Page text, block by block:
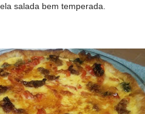
salada bem temperada.